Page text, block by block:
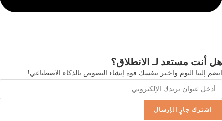
هل أنت مستعد لـ الانطلاق؟
انضم إلينا اليوم واختبر بنفسك قوة إنشاء النصوص بالذكاء الاصطناعي!
اشترك جارٍ الإرسال